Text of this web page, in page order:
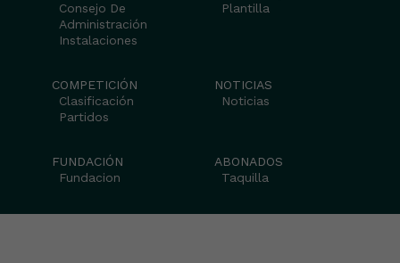
Consejo De
Administración
Instalaciones
Plantilla
COMPETICIÓN
Clasificación
Partidos
NOTICIAS
Noticias
FUNDACIÓN
Fundacion
ABONADOS
Taquilla